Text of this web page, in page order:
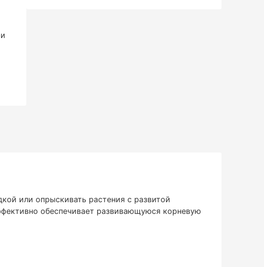
или опрыскивать растения с развитой
обеспечивает развивающуюся корневую